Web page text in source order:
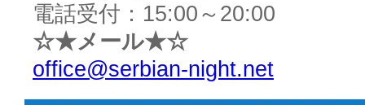
電話受付：15:00～20:00
☆★メール★☆
office@serbian-night.net